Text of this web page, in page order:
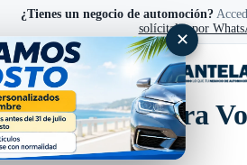
¿Tienes un negocio de automoción?
solícitalas por
✕
Accesorios para
Scirocco